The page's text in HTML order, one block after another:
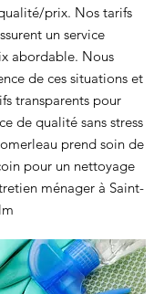
prix. Nos tarifs
un service
abordable. Nous
de ces situations et
transparents pour
de qualité sans stress
prend soin de
pour un nettoyage
ménager à Saint-